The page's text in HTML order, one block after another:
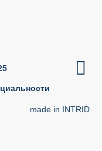

made in INTRID